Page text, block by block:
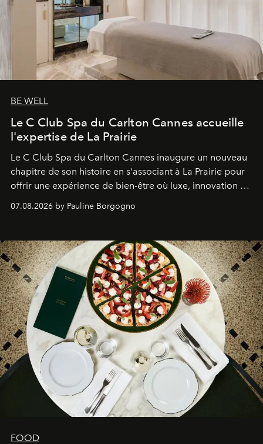
BE WELL
Le C Club Spa du Carlton Cannes accueille
l'expertise de La Prairie
Le C Club Spa du Carlton Cannes inaugure un nouveau
chapitre de son histoire en s'associant à La Prairie pour
offrir une expérience de bien-être où luxe, innovation et
07.08.2026 by Pauline Borgogno
FOOD